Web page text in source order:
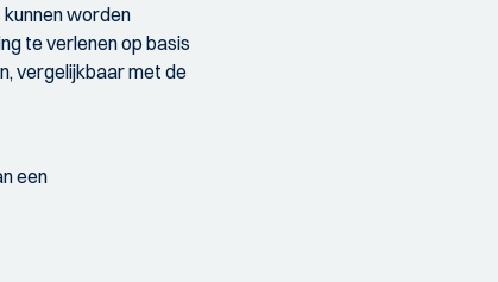
worden
te verlenen op basis
vergelijkbaar met de
een